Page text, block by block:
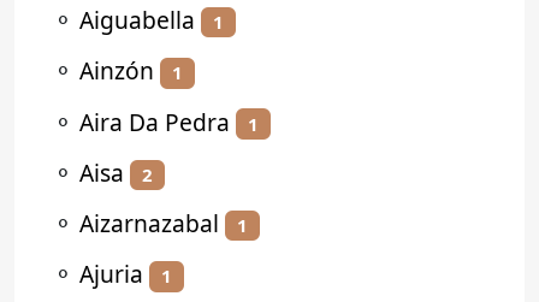
⚬ Aiguabella 1
⚬ Ainzón 1
⚬ Aira Da Pedra 1
⚬ Aisa 2
⚬ Aizarnazabal 1
⚬ Ajuria 1